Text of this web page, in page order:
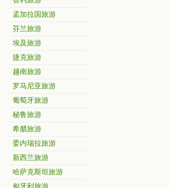
孟加拉国旅游
芬兰旅游
埃及旅游
捷克旅游
越南旅游
罗马尼亚旅游
葡萄牙旅游
秘鲁旅游
希腊旅游
委内瑞拉旅游
新西兰旅游
哈萨克斯坦旅游
匈牙利旅游